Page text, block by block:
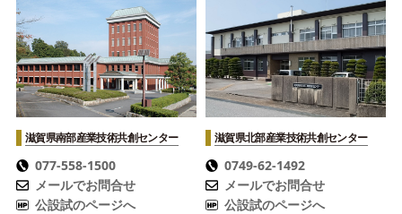
滋賀県南部産業技術共創センター
077-558-1500
メールでお問合せ
公設試のページへ
滋賀県北部産業技術共創センター
0749-62-1492
メールでお問合せ
公設試のページへ